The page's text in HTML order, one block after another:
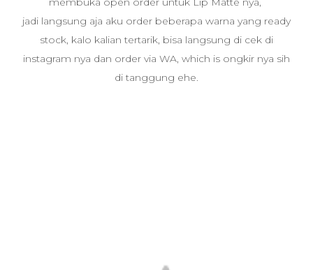
jadi langsung aja aku order beberapa warna yang ready
stock, kalo kalian tertarik, bisa langsung di cek di
instagram nya dan order via WA, which is ongkir nya sih
di tanggung ehe.